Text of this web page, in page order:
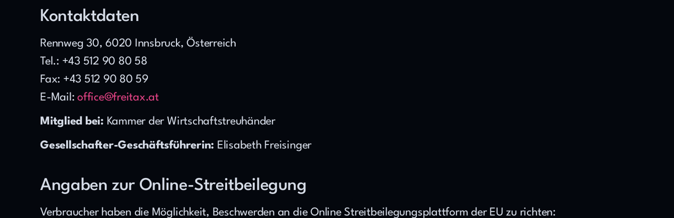
Kontaktdaten
Rennweg 30, 6020 Innsbruck, Österreich
Tel.: +43 512 90 80 58
Fax: +43 512 90 80 59
E-Mail: office@freitax.at
Mitglied bei: Kammer der Wirtschaftstreuhänder
Gesellschafter-Geschäftsführerin: Elisabeth Freisinger
Angaben zur Online-Streitbeilegung